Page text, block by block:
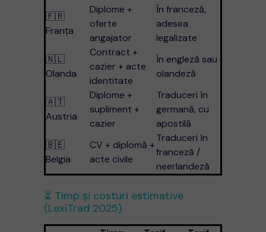
🇫🇷
Franța
Diplome +
oferte
angajator
În franceză,
adesea
legalizate
🇳🇱
Olanda
Contract +
cazier + acte
identitate
În engleză sau
olandeză
🇦🇹
Austria
Diplome +
supliment +
cazier
Traduceri în
germană, cu
apostilă
🇧🇪
Belgia
CV + diplomă +
acte civile
Traduceri în
franceză /
neerlandeză
⏳ Timp și costuri estimative
(LexiTrad 2025)